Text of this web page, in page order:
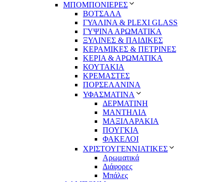
ΜΠΟΜΠΟΝΙΕΡΕΣ
ΒΟΤΣΑΛΑ
ΓΥΑΛΙΝΑ & PLEXI GLASS
ΓΥΨΙΝΑ ΑΡΩΜΑΤΙΚΑ
ΞΥΛΙΝΕΣ & ΠΑΙΔΙΚΕΣ
ΚΕΡΑΜΙΚΕΣ & ΠΕΤΡΙΝΕΣ
ΚΕΡΙΑ & ΑΡΩΜΑΤΙΚΑ
ΚΟΥΤΑΚΙΑ
ΚΡΕΜΑΣΤΕΣ
ΠΟΡΣΕΛΑΝΙΝΑ
ΥΦΑΣΜΑΤΙΝA
ΔΕΡΜΑΤΙΝΗ
ΜΑΝΤΗΛΙΑ
ΜΑΞΙΛΑΡΑΚΙΑ
ΠΟΥΓΚΙΑ
ΦΑΚΕΛΟΙ
ΧΡΙΣΤΟΥΓΕΝΝΙΑΤΙΚΕΣ
Αρωματικά
Διάφορες
Μπάλες